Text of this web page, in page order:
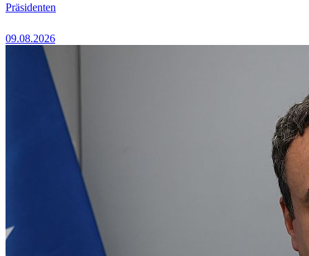
Präsidenten
09.08.2026